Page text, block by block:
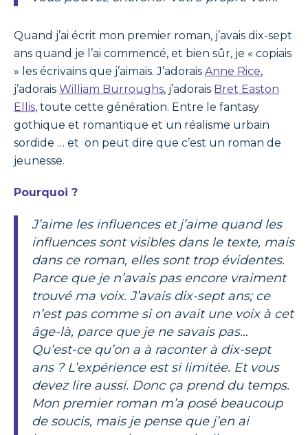
Quand j’ai écrit mon premier roman, j’avais dix-sept
ans quand je l’ai commencé, et bien sûr, je « copiais
» les écrivains que j’aimais. J’adorais Anne Rice,
j’adorais William Burroughs, j’adorais Bret Easton
Ellis, toute cette génération. Entre le fantasy
gothique et romantique et un réalisme urbain
sordide … et on peut dire que c’est un roman de
jeunesse.
Pourquoi ?
J’aime les influences et j’aime quand les
influences sont visibles dans le texte, mais
dans ce roman, elles sont trop évidentes.
Parce que je n’avais pas encore vraiment
trouvé ma voix. J’avais dix-sept ans; ce
n’est pas comme si on avait une voix à cet
âge-là, parce que je ne savais pas…
Qu’est-ce qu’on a à raconter à dix-sept
ans ? L’expérience est si limitée. Et vous
devez lire aussi. Donc ça prend du temps.
Mon premier roman m’a posé beaucoup
de soucis, mais je pense que j’en ai